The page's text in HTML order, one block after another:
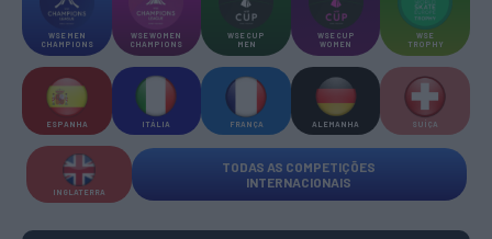
WSE MEN
CHAMPIONS
WSE WOMEN
CHAMPIONS
WSE CUP
MEN
WSE CUP
WOMEN
WSE
TROPHY
ESPANHA ITÁLIA FRANÇA ALEMANHA SUÍÇA
INGLATERRA
TODAS AS COMPETIÇÕES
INTERNACIONAIS